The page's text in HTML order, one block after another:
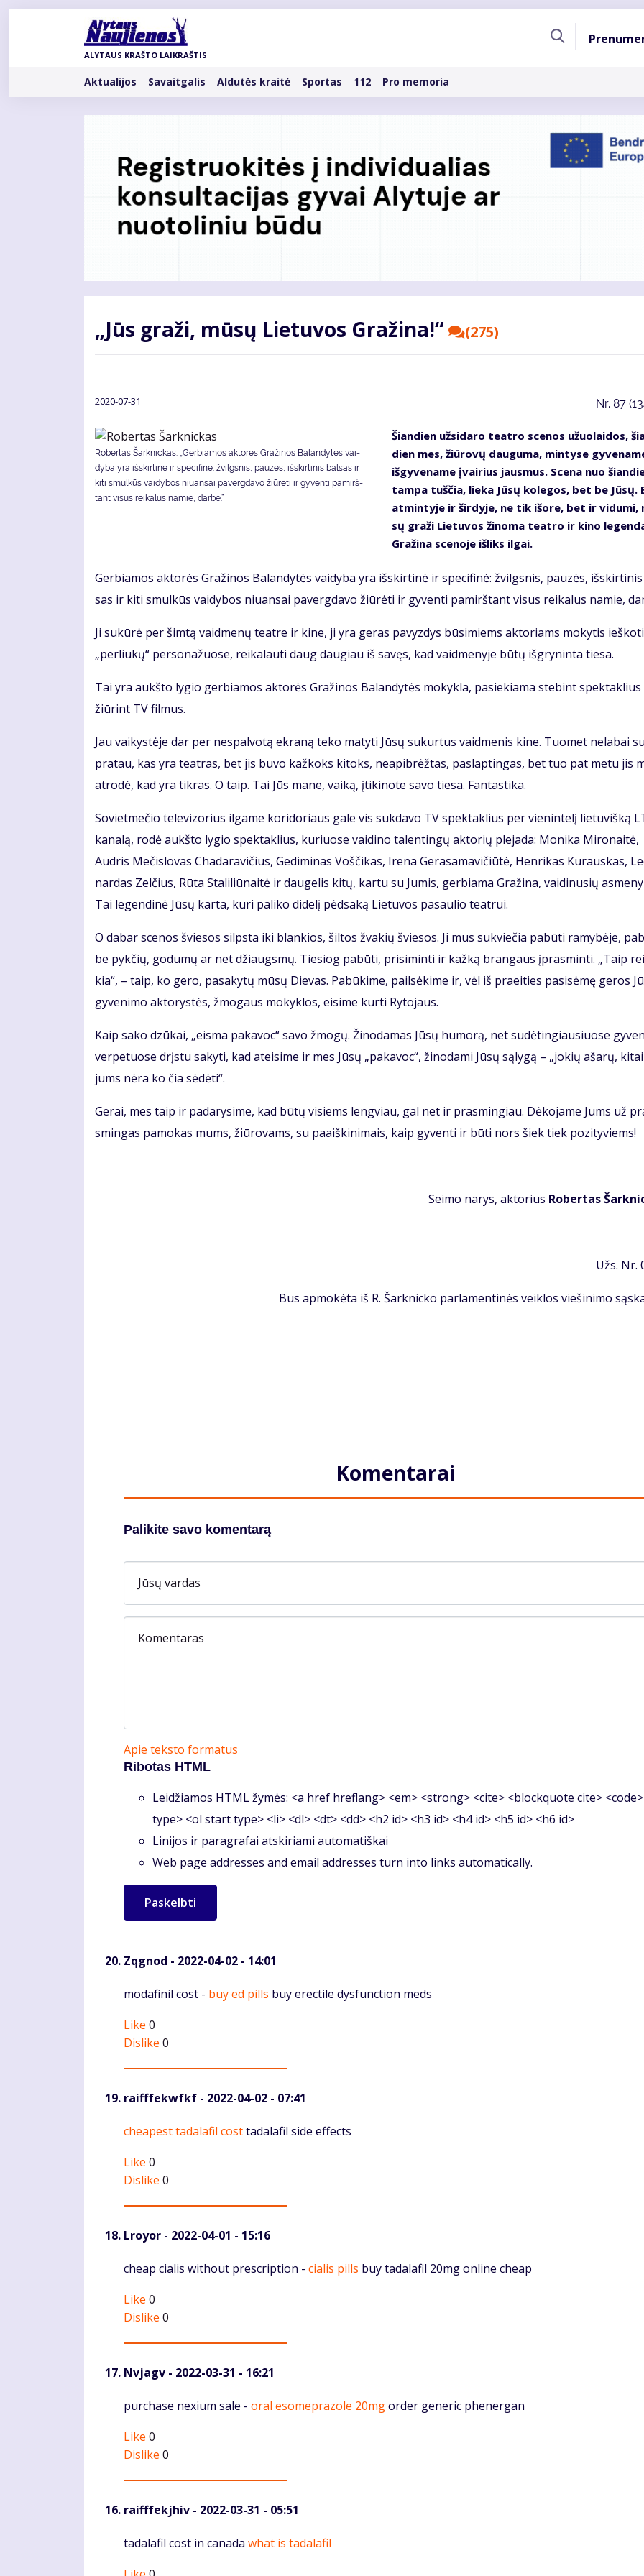
Pereiti
ALYTAUS KRAŠTO LAIKRAŠTIS
Rubrikos
Aktualijos Savaitgalis Aldutės kraitė Sportas 112 Pro memoria
„Jūs gra­ži, mū­sų Lie­tu­vos Gra­ži­na!“ (275)
2020-07-31 Nr. 87
Robertas Šarknickas: „Ger­bia­mos ak­to­rės Gra­ži­nos Ba­lan­dy­tės vai­
dy­ba yra iš­skir­ti­nė ir spe­ci­fi­nė: žvilgs­nis, pau­zės, iš­skir­ti­nis bal­sas ir
ki­ti smul­kūs vai­dy­bos niu­an­sai pa­verg­da­vo žiū­rė­ti ir gy­ven­ti pa­mirš­
tant vi­sus rei­ka­lus na­mie, dar­be.“
Šian­dien už­si­da­ro te­at­ro sce­nos užuo­lai­dos,
dien mes, žiū­ro­vų dau­gu­ma, min­ty­se
iš­gy­ve­na­me įvai­rius jaus­mus. Sce­na nuo
tam­pa tuš­čia, lie­ka Jū­sų ko­le­gos, bet be Jū­sų.
at­min­ty­je ir šir­dy­je, ne tik iš­ore, bet ir vi­du­mi,
sų gra­ži Lie­tu­vos ži­no­ma te­at­ro ir ki­no
Gra­ži­na sce­no­je iš­liks il­gai.
Ger­bia­mos ak­to­rės Gra­ži­nos Ba­lan­dy­tės vai­dy­ba yra iš­skir­ti­nė ir spe­ci­fi­nė: žvilgs­nis, pau­zės,
sas ir ki­ti smul­kūs vai­dy­bos niu­an­sai pa­verg­da­vo žiū­rė­ti ir gy­ven­ti pa­mirš­tant vi­sus rei­ka­lus na­mie,
Ji su­kū­rė per šim­tą vaid­me­nų te­at­re ir ki­ne, ji yra ge­ras pa­vyz­dys bū­si­miems ak­to­riams mo­ky­tis ieš­ko­ti
„per­liu­kų“ per­so­na­žuo­se, rei­ka­lau­ti daug dau­giau iš sa­vęs, kad vaid­me­ny­je bū­tų iš­gry­nin­ta tie­sa.
Tai yra aukš­to ly­gio ger­bia­mos ak­to­rės Gra­ži­nos Ba­lan­dy­tės mo­kyk­la, pa­sie­kia­ma ste­bint
žiū­rint TV fil­mus.
Jau vai­kys­tė­je dar per ne­spal­vo­tą ek­ra­ną te­ko ma­ty­ti Jū­sų su­kur­tus vaid­me­nis ki­ne. Tuo­met ne­la­bai
pra­tau, kas yra te­at­ras, bet jis bu­vo kaž­koks ki­toks, ne­apib­rėž­tas, pa­slap­tin­gas, bet tuo pat me­tu jis
at­ro­dė, kad yra tik­ras. O taip. Tai Jūs ma­ne, vai­ką, įti­ki­no­te sa­vo tie­sa. Fan­tas­ti­ka.
So­viet­me­čio te­le­vi­zo­rius il­ga­me ko­ri­do­riaus ga­le vis suk­da­vo TV spek­tak­lius per vie­nin­te­lį lie­tu­viš­ką
ka­na­lą, ro­dė aukš­to ly­gio spek­tak­lius, ku­riuo­se vai­di­no ta­len­tin­gų ak­to­rių ple­ja­da: Mo­ni­ka Mi­ro­nai­tė,
Aud­ris Me­čis­lo­vas Cha­da­ra­vi­čius, Ge­di­mi­nas Voš­či­kas, Ire­na Ge­ra­sa­ma­vi­čiū­tė, Hen­ri­kas Ku­raus­kas,
nar­das Zel­čius, Rū­ta Sta­li­liū­nai­tė ir dau­ge­lis ki­tų, kar­tu su Ju­mis, ger­bia­ma Gra­ži­na, vai­di­nu­sių
Tai le­gen­di­nė Jū­sų kar­ta, ku­ri pa­li­ko di­de­lį pėd­sa­ką Lie­tu­vos pa­sau­lio te­at­rui.
O da­bar sce­nos švie­sos silps­ta iki blan­kios, šil­tos žva­kių švie­sos. Ji mus su­kvie­čia pa­bū­ti ra­my­bė­je,
be pyk­čių, go­du­mų ar net džiaugs­mų. Tie­siog pa­bū­ti, pri­si­min­ti ir kaž­ką bran­gaus įpras­min­ti. „Taip
kia“, – taip, ko ge­ro, pa­sa­ky­tų mū­sų Die­vas. Pa­bū­ki­me, pail­sė­ki­me ir, vėl iš pra­ei­ties pa­si­sė­mę ge­ros
gy­ve­ni­mo ak­to­rys­tės, žmo­gaus mo­kyk­los, ei­si­me kur­ti Ry­to­jaus.
Kaip sa­ko dzū­kai, „eis­ma pa­ka­voc“ sa­vo žmo­gų. Ži­no­da­mas Jū­sų hu­mo­rą, net su­dė­tin­giau­siuo­se
ver­pe­tuo­se drįs­tu sa­ky­ti, kad at­ei­si­me ir mes Jū­sų „pa­ka­voc“, ži­no­da­mi Jū­sų są­ly­gą – „jo­kių aša­rų,
jums nė­ra ko čia sė­dė­ti“.
Ge­rai, mes taip ir pa­da­ry­si­me, kad bū­tų vi­siems leng­viau, gal net ir pra­smin­giau. Dė­ko­ja­me Jums už
smin­gas pa­mo­kas mums, žiū­ro­vams, su pa­aiš­ki­ni­mais, kaip gy­ven­ti ir bū­ti nors šiek tiek po­zi­ty­viems!
Sei­mo na­rys, ak­to­rius Ro­ber­tas
Užs. Nr.
Bus apmokėta iš R. Šarknicko parlamentinės veiklos viešinimo
Komentarai
Palikite savo komentarą
Jūsų vardas
Komentaras
Apie teksto formatus
Ribotas HTML
Leidžiamos HTML žymės: <a href hreflang> <em> <strong> <cite> <blockquote cite>
type> <ol start type> <li> <dl> <dt> <dd> <h2 id> <h3 id> <h4 id> <h5 id> <h6 id>
Linijos ir paragrafai atskiriami automatiškai
Web page addresses and email addresses turn into links automatically.
Zqgnod - 2022-04-02 - 14:01
Komentaras
modafinil cost - buy ed pills buy erectile dysfunction meds
Like 0
Dislike 0
raifffekwfkf - 2022-04-02 - 07:41
Komentaras
cheapest tadalafil costtadalafil side effects
Like 0
Dislike 0
Lroyor - 2022-04-01 - 15:16
Komentaras
cheap cialis without prescription - cialis pills buy tadalafil 20mg online cheap
Like 0
Dislike 0
Nvjagv - 2022-03-31 - 16:21
Komentaras
purchase nexium sale - oral esomeprazole 20mgorder generic phenergan
Like 0
Dislike 0
raifffekjhiv - 2022-03-31 - 05:51
Komentaras
tadalafil cost in canada what is tadalafil